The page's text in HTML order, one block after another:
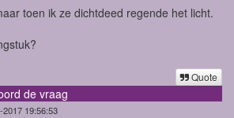
toen ik ze dichtdeed regende het licht.
Quote
de vraag
19:56:53